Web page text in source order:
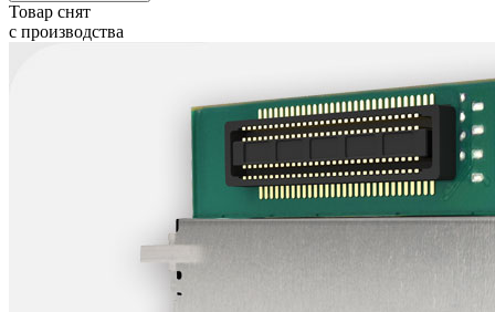
Товар снят
с производства